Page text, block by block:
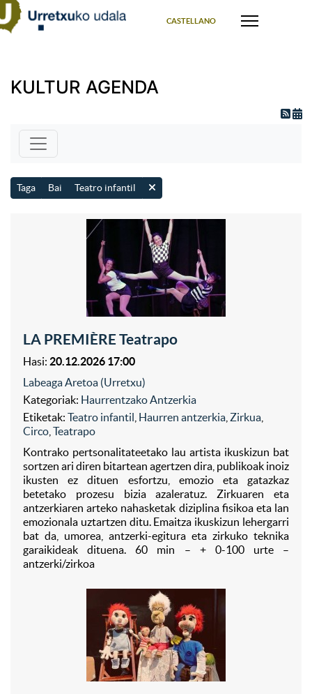
CASTELLANO
KULTUR AGENDA
Taga Bai Teatro infantil
LA PREMIÈRE Teatrapo
Hasi: 20.12.2026 17:00
Labeaga Aretoa (Urretxu)
Kategoriak: Haurrentzako Antzerkia
Etiketak: Teatro infantil Haurren antzerkia Zirkua
Circo Teatrapo
Kontrako pertsonalitateetako lau artista ikuskizun bat
sortzen ari diren bitartean agertzen dira, publikoak inoiz
ikusten ez dituen esfortzu, emozio eta gatazkaz
betetako prozesu bizia azaleratuz. Zirkuaren eta
antzerkiaren arteko nahasketak diziplina fisikoa eta lan
emozionala uztartzen ditu. Emaitza ikuskizun lehergarri
bat da, umorea, antzerki-egitura eta zirkuko teknika
garaikideak dituena. 60 min – + 0-100 urte –
antzerki/zirkoa